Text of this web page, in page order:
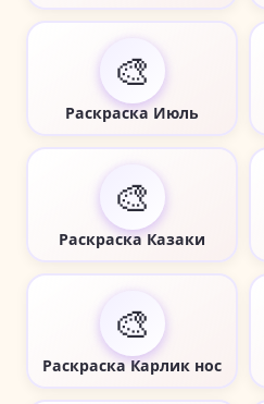
🎨
Раскраска Июль
🎨
Раскраска Казаки
🎨
Раскраска Карлик нос